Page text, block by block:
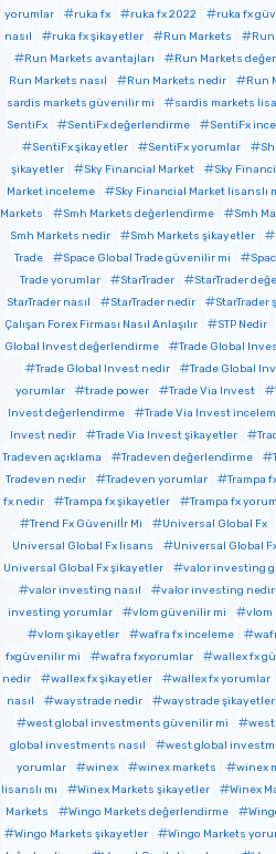
yorumlar
ruka fx ruka fx 2022 ruka fx
nasıl
ruka fx şikayetler Run Markets
Run Markets avantajları
Run Markets
Run Markets nasıl
Run Markets nedir Run
sardis markets güvenilir mi
sardis markets
SentiFx
SentiFx değerlendirme SentiFx
SentiFx şikayetler
SentiFx yorumlar
şikayetler
Sky Financial Market Sky
Market inceleme
Sky Financial Market lisanslı
Markets
Smh Markets değerlendirme Smh
Smh Markets nedir
Smh Markets şikayetler
Trade
Space Global Trade güvenilir mi
Trade yorumlar
StarTrader StarTrader
StarTrader nasıl
StarTrader nedir StarTrader
Çalışan Forex Firması Nasıl Anlaşılır
STP Nedir
Global Invest değerlendirme
Trade Global
Trade Global Invest nedir
Trade Global
yorumlar
trade power Trade Via Invest
Invest değerlendirme
Trade Via Invest
Invest nedir
Trade Via Invest şikayetler
Tradeven açıklama
Tradeven değerlendirme
Tradeven nedir
Tradeven yorumlar Trampa
fx nedir
Trampa fx şikayetler Trampa fx
Trend Fx Güvenilİr Mi
Universal Global Fx
Universal Global Fx lisans
Universal Global
Universal Global Fx şikayetler
valor investing
valor investing nasıl
valor investing nedir
investing yorumlar
vlom güvenilir mi vlom
vlom şikayetler
wafra fx inceleme
fxgüvenilir mi
wafra fxyorumlar wallex fx
nedir
wallex fx şikayetler wallex fx yorumlar
nasıl
waystrade nedir waystrade şikayetler
west global investments güvenilir mi
global investments nasıl
west global
yorumlar
winex winex markets winex
lisanslı mı
Winex Markets şikayetler Winex
Markets
Wingo Markets değerlendirme
Wingo Markets şikayetler
Wingo Markets